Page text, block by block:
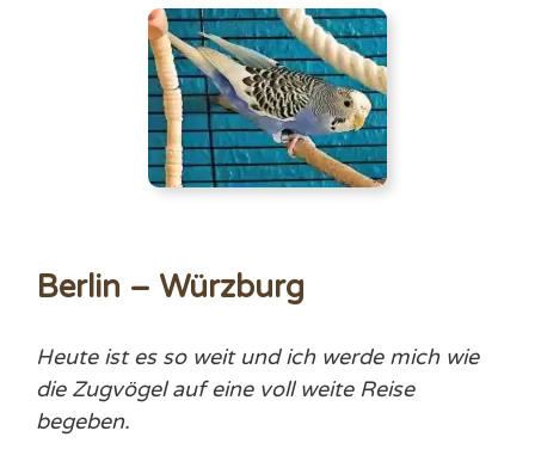
Berlin – Würzburg
Heute ist es so weit und ich werde mich wie
die Zugvögel auf eine voll weite Reise
begeben.